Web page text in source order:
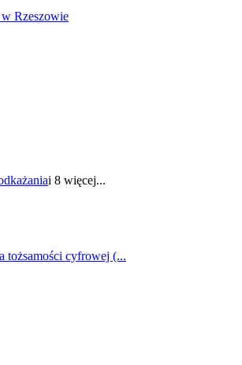
Rzeszowie
i 8 więcej...
tożsamości cyfrowej (...